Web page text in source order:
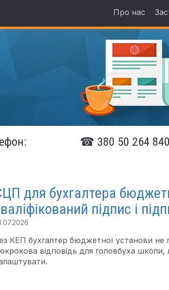
Про нас
☎ 380 50 264
для бухгалтера
підпис і
КЕП бухгалтер бюджетної установи не
відповідь для головбуха школи,